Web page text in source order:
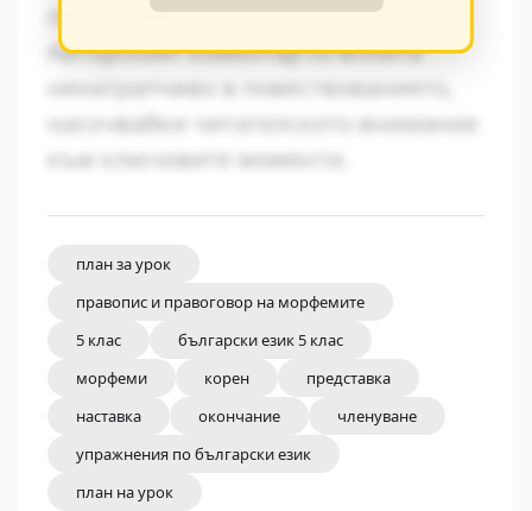
принадлежност.
Авторският коментар се вплита
ненатрапчиво в повествованието,
насочвайки читателското внимание
към ключовите моменти.
план за урок
правопис и правоговор на морфемите
5 клас
български език 5 клас
морфеми
корен
представка
наставка
окончание
членуване
упражнения по български език
план на урок